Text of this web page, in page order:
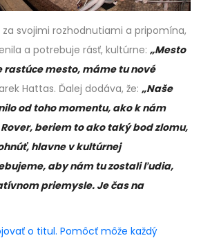
svojimi rozhodnutiami a pripomína,
a potrebuje rásť, kultúrne: „Mesto
rastúce mesto, máme tu nové
Hattas. Ďalej dodáva, že: „Naše
od toho momentu, ako k nám
beriem to ako taký bod zlomu,
hlavne v kultúrnej
aby nám tu zostali ľudia,
priemysle. Je čas na
o titul. Pomôcť môže každý